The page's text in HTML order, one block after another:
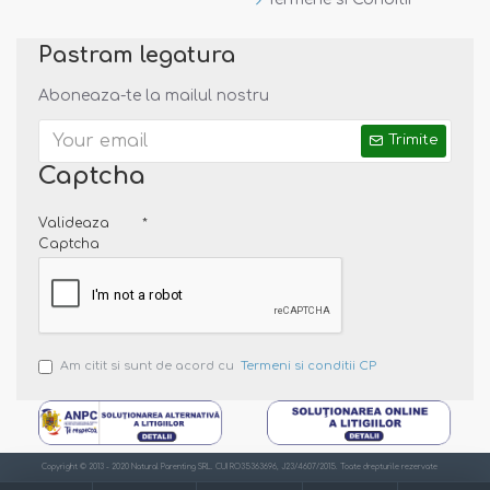
Pastram legatura
Aboneaza-te la mailul nostru
Trimite
Captcha
Valideaza
Captcha
Am citit si sunt de acord cu Termeni si conditii CP
Copyright © 2013 - 2020 Natural Parenting SRL. CUI RO35363696, J23/4607/2015. Toate drepturile rezervate